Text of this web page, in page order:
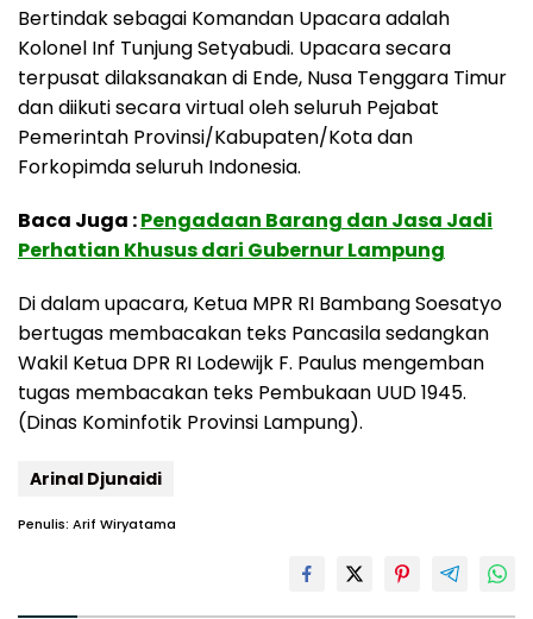
Bertindak sebagai Komandan Upacara adalah
Kolonel Inf Tunjung Setyabudi. Upacara secara
terpusat dilaksanakan di Ende, Nusa Tenggara Timur
dan diikuti secara virtual oleh seluruh Pejabat
Pemerintah Provinsi/Kabupaten/Kota dan
Forkopimda seluruh Indonesia.
Baca Juga :Pengadaan Barang dan Jasa Jadi
Perhatian Khusus dari Gubernur Lampung
Di dalam upacara, Ketua MPR RI Bambang Soesatyo
bertugas membacakan teks Pancasila sedangkan
Wakil Ketua DPR RI Lodewijk F. Paulus mengemban
tugas membacakan teks Pembukaan UUD 1945.
(Dinas Kominfotik Provinsi Lampung).
Arinal Djunaidi
Penulis: Arif Wiryatama